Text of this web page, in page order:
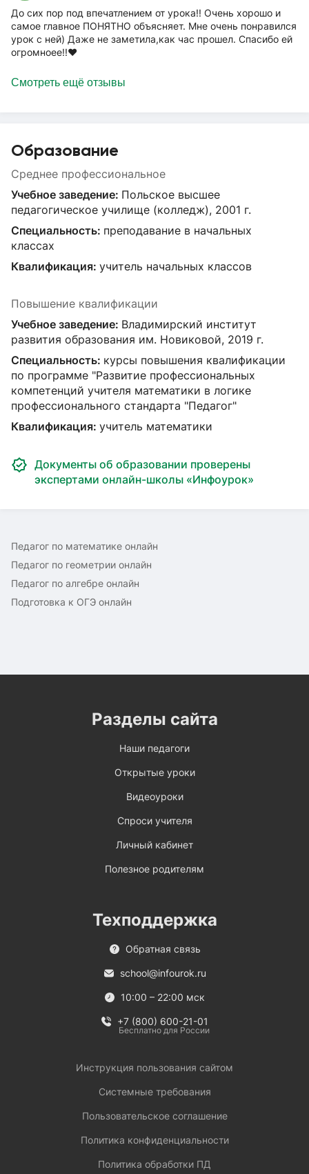
До сих пор под впечатлением от урока!! Очень хорошо и
самое главное ПОНЯТНО объясняет. Мне очень понравился
урок с ней) Даже не заметила,как час прошел. Спасибо ей
огромноее!!❤️
Смотреть ещё отзывы
Образование
Среднее профессиональное
Учебное заведение: Польское высшее
педагогическое училище (колледж), 2001 г.
Специальность: преподавание в начальных
классах
Квалификация: учитель начальных классов
Повышение квалификации
Учебное заведение: Владимирский институт
развития образования им. Новиковой, 2019 г.
Специальность: курсы повышения квалификации
по программе "Развитие профессиональных
компетенций учителя математики в логике
профессионального стандарта "Педагог"
Квалификация: учитель математики
Документы об образовании проверены
экспертами онлайн-школы «Инфоурок»
Педагог по математике онлайн
Педагог по геометрии онлайн
Педагог по алгебре онлайн
Подготовка к ОГЭ онлайн
Разделы сайта
Наши педагоги
Открытые уроки
Видеоуроки
Спроси учителя
Личный кабинет
Полезное родителям
Техподдержка
Обратная связь
school@infourok.ru
10:00 – 22:00 мск
+7 (800) 600-21-01
Бесплатно для России
Инструкция пользования сайтом
Системные требования
Пользовательское соглашение
Политика конфиденциальности
Политика обработки ПД